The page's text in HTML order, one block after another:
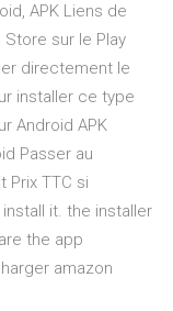
APK Liens de
sur le Play
directement le
installer ce type
Android APK
Passer au
Prix TTC si
it. the installer
the app
amazon